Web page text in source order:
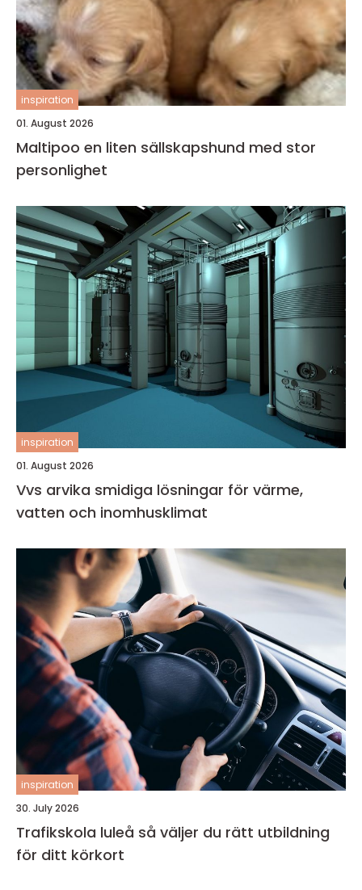
inspiration
01. August 2026
Maltipoo en liten sällskapshund med stor
personlighet
inspiration
01. August 2026
Vvs arvika smidiga lösningar för värme,
vatten och inomhusklimat
inspiration
30. July 2026
Trafikskola luleå så väljer du rätt utbildning
för ditt körkort